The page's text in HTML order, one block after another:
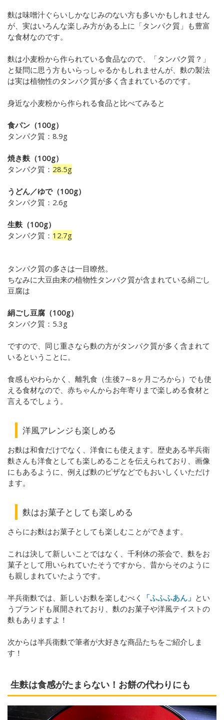
麩は味噌汁ぐらいしかなじみのない方も多いかもしれません
が、実はいろんな楽しみ方がある上に「タンパク質」も豊富
な食材なのです。
麩は小麦粉から作られている食品なので、「タンパク質？」
と疑問に思う方もいらっしゃるかもしれませんが、麩の製法
は実は植物性のタンパク質が多く含まれているのです。
身近な小麦粉から作られる食品と比べてみると
食パン（100g）
タンパク質：8.9g
焼き麩（100g）
タンパク質： 28.5g
うどん／ゆで（100g）
タンパク質：2.6g
生麩（100g）
タンパク質： 12.7g
タンパク質の多さは一目瞭然。
ちなみに大豆由来の植物性タンパク質が含まれている絹ごし
豆腐は
絹ごし豆腐（100g）
タンパク質：5.3g
ですので、同じ重さなら麩の方がタンパク質が多く含まれて
いるということに。
食感もやわらかく、離乳食（生後7～8ヶ月ごろから）でも使
える食材なので、赤ちゃんからお年寄りまで楽しめる食材と
言えるでしょう。
洋風アレンジも楽しめる
お麩は和食だけでなく、洋食にも使えます。歴史ある半兵衛
麩さんも洋食としても楽しめることを伝えられており、画像
にもあるように、例えば麩のピザなどでもおいしくいただけ
ます。
麩はお菓子としても楽しめる
さらにお麩はお菓子としても楽しむことができます。
これは決して新しいことではなく、千利休の茶会で、麩をお
菓子として用いられていたそうですから、昔からそのように
も親しまれていたようです。
半兵衛麩では、新しいお麩を楽しむべく 「ふふふあん」 とい
うブランドも展開されており、麩のお菓子や洋風テイストの
麩もありますよ！
次からは半兵衛麩で筆者が大好きな商品たちをご紹介しま
す！
生麩は食感がたまらない！お餅の代わりにも